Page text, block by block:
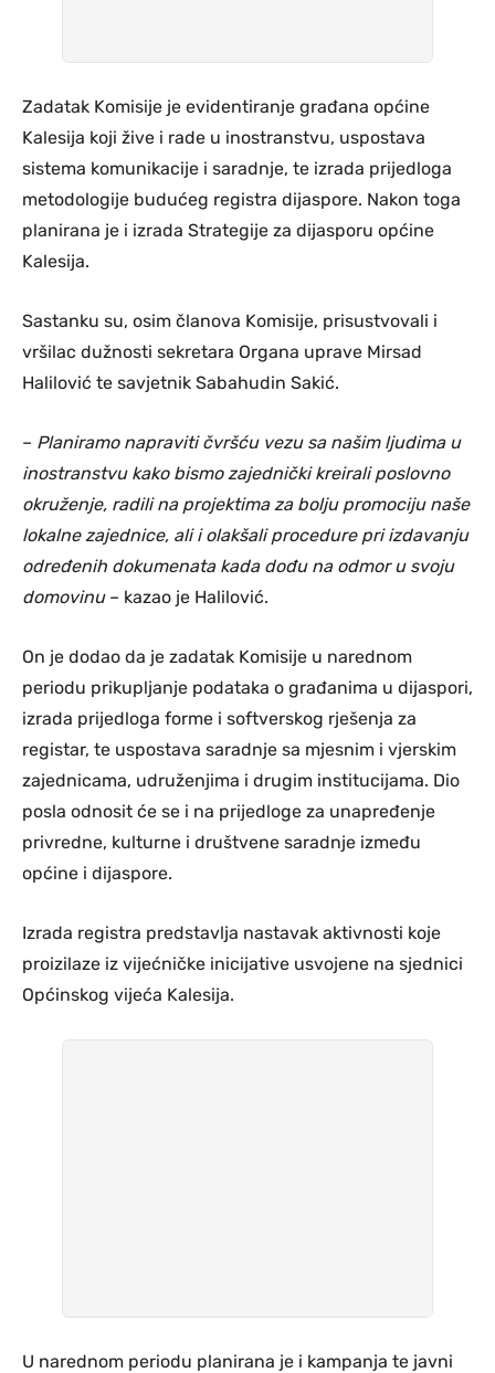
Zadatak Komisije je evidentiranje građana općine
Kalesija koji žive i rade u inostranstvu, uspostava
sistema komunikacije i saradnje, te izrada prijedloga
metodologije budućeg registra dijaspore. Nakon toga
planirana je i izrada Strategije za dijasporu općine
Kalesija.
Sastanku su, osim članova Komisije, prisustvovali i
vršilac dužnosti sekretara Organa uprave Mirsad
Halilović te savjetnik Sabahudin Sakić.
– Planiramo napraviti čvršću vezu sa našim ljudima u
inostranstvu kako bismo zajednički kreirali poslovno
okruženje, radili na projektima za bolju promociju naše
lokalne zajednice, ali i olakšali procedure pri izdavanju
određenih dokumenata kada dođu na odmor u svoju
domovinu– kazao je Halilović.
On je dodao da je zadatak Komisije u narednom
periodu prikupljanje podataka o građanima u dijaspori,
izrada prijedloga forme i softverskog rješenja za
registar, te uspostava saradnje sa mjesnim i vjerskim
zajednicama, udruženjima i drugim institucijama. Dio
posla odnosit će se i na prijedloge za unapređenje
privredne, kulturne i društvene saradnje između
općine i dijaspore.
Izrada registra predstavlja nastavak aktivnosti koje
proizilaze iz vijećničke inicijative usvojene na sjednici
Općinskog vijeća Kalesija.
U narednom periodu planirana je i kampanja te javni